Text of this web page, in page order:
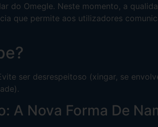
do Omegle. Neste momento, a
que permite aos utilizadores
ser desrespeitoso (xingar, se
A Nova Forma De